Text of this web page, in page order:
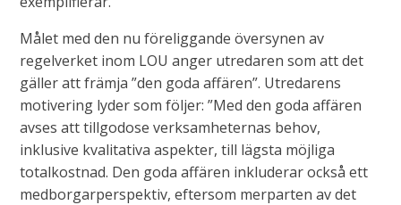
Målet med den nu föreliggande översynen av
regelverket inom LOU anger utredaren som att det
gäller att främja ”den goda affären”. Utredarens
motivering lyder som följer: ”Med den goda affären
avses att tillgodose verksamheternas behov,
inklusive kvalitativa aspekter, till lägsta möjliga
totalkostnad. Den goda affären inkluderar också ett
medborgarperspektiv, eftersom merparten av det